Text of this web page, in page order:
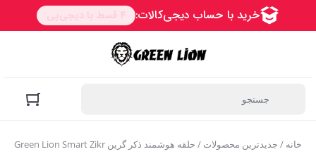
خانه / جدیدترین محصولات
/ حلقه هوشمند ذکر گرین Green Lion Smart Zikr